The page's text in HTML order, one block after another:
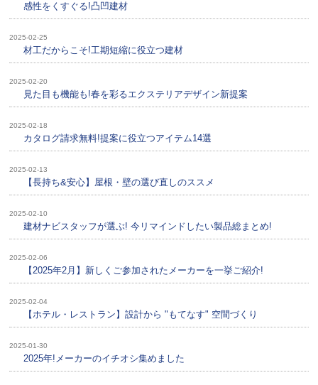
感性をくすぐる!凸凹建材
2025-02-25
材工だからこそ!工期短縮に役立つ建材
2025-02-20
見た目も機能も!春を彩るエクステリアデザイン新提案
2025-02-18
カタログ請求無料!提案に役立つアイテム14選
2025-02-13
【長持ち&安心】屋根・壁の選び直しのススメ
2025-02-10
建材ナビスタッフが選ぶ! 今リマインドしたい製品総まとめ!
2025-02-06
【2025年2月】新しくご参加されたメーカーを一挙ご紹介!
2025-02-04
【ホテル・レストラン】設計から "もてなす" 空間づくり
2025-01-30
2025年!メーカーのイチオシ集めました